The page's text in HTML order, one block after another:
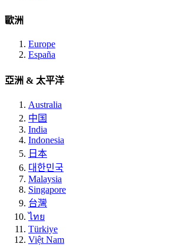
歐洲
Europe
España
亞洲 & 太平洋
Australia
中国
India
Indonesia
日本
대한민국
Malaysia
Singapore
台灣
ไทย
Türkiye
Việt Nam